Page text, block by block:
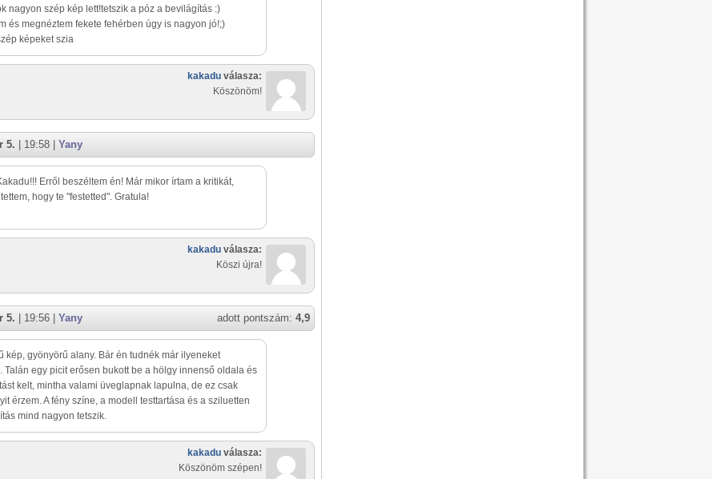
nagyon szép kép lett!tetszik a póz a bevilágítás :)
és megnéztem fekete fehérben úgy is nagyon jó!;)
képeket szia
kakadu válasza:
Köszönöm!
5. | 19:58 | Yany
Erről beszéltem én! Már mikor írtam a kritikát,
hogy te "festetted". Gratula!
kakadu válasza:
Köszi újra!
adott pontszám: 4,9
5. | 19:56 | Yany
kép, gyönyörű alany. Bár én tudnék már ilyeneket
Talán egy picit erősen bukott be a hölgy innenső oldala és
kelt, mintha valami üveglapnak lapulna, de ez csak
érzem. A fény színe, a modell testtartása és a sziluetten
mind nagyon tetszik.
kakadu válasza:
Köszönöm szépen!